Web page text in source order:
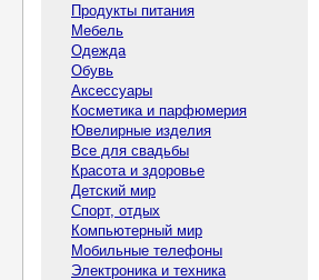
Продукты питания
Мебель
Одежда
Обувь
Аксессуары
Косметика и парфюмерия
Ювелирные изделия
Все для свадьбы
Красота и здоровье
Детский мир
Спорт, отдых
Компьютерный мир
Мобильные телефоны
Электроника и техника